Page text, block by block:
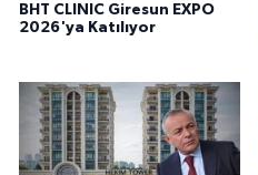
BHT CLINIC Giresun EXPO
2026'ya Katılıyor